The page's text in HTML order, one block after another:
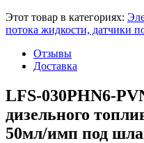
Этот товар в категориях:
потока жидкости, датчики
Отзывы
Доставка
LFS-030PHN6-
дизельного
50мл/имп под